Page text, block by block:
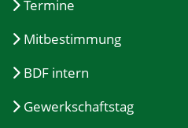
Termine
Mitbestimmung
BDF intern
Gewerkschaftstag